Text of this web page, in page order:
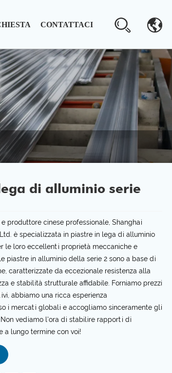
CONTATTACI
di alluminio serie
produttore cinese professionale, Shanghai
è specializzata in piastre in lega di alluminio
le loro eccellenti proprietà meccaniche e
piastre in alluminio della serie 2 sono a base di
caratterizzate da eccezionale resistenza alla
e stabilità strutturale affidabile. Forniamo prezzi
abbiamo una ricca esperienza
i mercati globali e accogliamo sinceramente gli
vediamo l'ora di stabilire rapporti di
a lungo termine con voi!